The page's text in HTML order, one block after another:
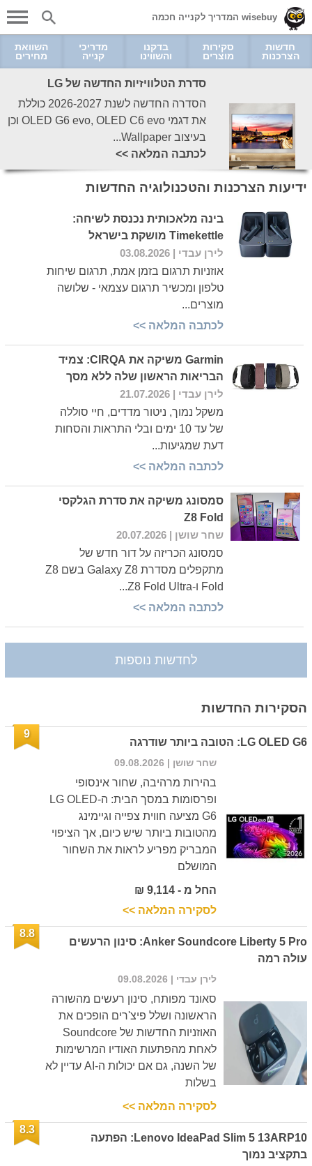
wisebuy המדריך לקנייה חכמה
חדשות
הצרכנות
סקירות
מוצרים
בדקנו
והשווינו
מדריכי
קנייה
השוואת
מחירים
סדרת הטלוויזיות החדשה של LG
הסדרה החדשה לשנת 2026-2027 כוללת
את דגמי OLED G6 evo, OLED C6 evo וכן
בעיצוב Wallpaper...
לכתבה המלאה >>
ידיעות הצרכנות והטכנולוגיה החדשות
בינה מלאכותית נכנסת לשיחה:
Timekettle מושקת בישראל
לירן עבדי | 03.08.2026
אוזניות תרגום בזמן אמת, תרגום שיחות
טלפון ומכשיר תרגום עצמאי - שלושה
מוצרים...
לכתבה המלאה >>
Garmin משיקה את CIRQA: צמיד
הבריאות הראשון שלה ללא מסך
לירן עבדי | 21.07.2026
משקל נמוך, ניטור מדדים, חיי סוללה
של עד 10 ימים ובלי התראות והסחות
דעת שמגיעות...
לכתבה המלאה >>
סמסונג משיקה את סדרת הגלקסי
Z8 Fold
שחר שושן | 20.07.2026
סמסונג הכריזה על דור חדש של
מתקפלים מסדרת Galaxy Z8 בשם Z8
Fold ו-Z8 Fold Ultra...
לכתבה המלאה >>
לחדשות נוספות
הסקירות החדשות
LG OLED G6: הטובה ביותר שודרגה
9
שחר שושן | 09.08.2026
בהירות מרהיבה, שחור אינסופי
ופרסומות במסך הבית: ה-LG OLED
G6 מציעה חווית צפייה וגיימינג
מהטובות ביותר שיש כיום, אך הציפוי
המבריק מפריע לראות את השחור
המושלם
החל מ - 9,114 ₪
לסקירה המלאה >>
Anker Soundcore Liberty 5 Pro: סינון הרעשים
עולה רמה
8.8
לירן עבדי | 09.08.2026
סאונד מפותח, סינון רעשים מהשורה
הראשונה ושלל פיצ'רים הופכים את
האוזניות החדשות של Soundcore
לאחת מהפתעות האודיו המרשימות
של השנה, גם אם יכולות ה-AI עדיין לא
בשלות
לסקירה המלאה >>
Lenovo IdeaPad Slim 5 13ARP10: הפתעה
בתקציב נמוך
8.3